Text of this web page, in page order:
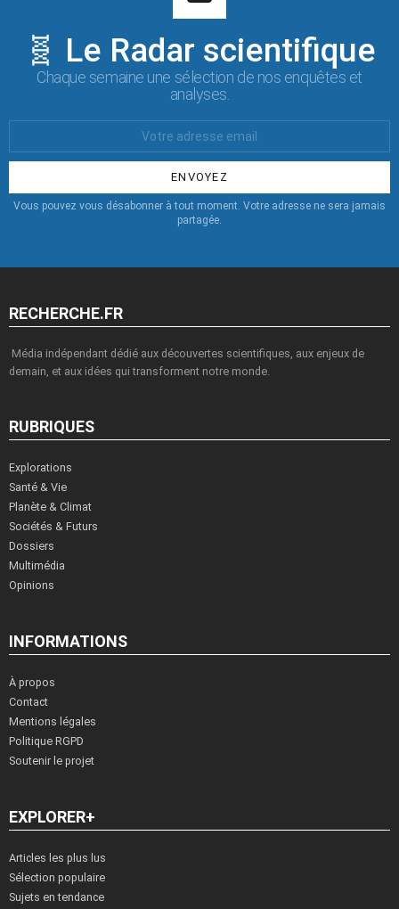
🧬 Le Radar scientifique
Chaque semaine une sélection de nos enquêtes et
analyses.
:
Vous pouvez vous désabonner à tout moment. Votre adresse ne sera jamais
partagée.
RECHERCHE.FR
Média indépendant dédié aux découvertes scientifiques, aux enjeux de
demain, et aux idées qui transforment notre monde.
RUBRIQUES
Explorations
Santé & Vie
Planète & Climat
Sociétés & Futurs
Dossiers
Multimédia
Opinions
INFORMATIONS
À propos
Contact
Mentions légales
Politique RGPD
Soutenir le projet
EXPLORER+
Articles les plus lus
Sélection populaire
Sujets en tendance